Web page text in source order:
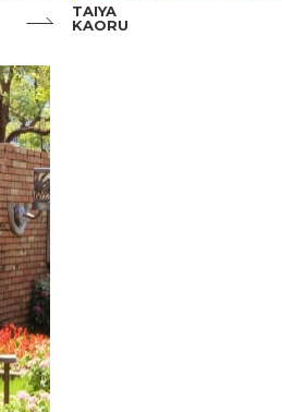
TAIYA
KAORU